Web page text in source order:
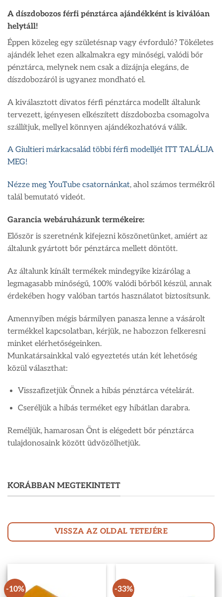
A díszdobozos férfi pénztárca ajándékként is kiválóan
helytáll!
Éppen közeleg egy születésnap vagy évforduló? Tökéletes
ajándék lehet ezen alkalmakra egy minőségi, valódi bőr
pénztárca, melynek nem csak a dizájnja elegáns, de
díszdobozáról is ugyanez mondható el.
A kiválasztott divatos férfi pénztárca modellt általunk
tervezett, igényesen elkészített díszdobozba csomagolva
szállítjuk, mellyel könnyen ajándékozhatóvá válik.
A Giultieri márkacsalád többi férfi modelljét ITT TALÁLJA
MEG!
Nézze meg YouTube csatornánkat, ahol számos termékről
talál bemutató videót.
Garancia webáruházunk termékeire:
Először is szeretnénk kifejezni köszönetünket, amiért az
általunk gyártott bőr pénztárca mellett döntött.
Az általunk kínált termékek mindegyike kizárólag a
legmagasabb minőségű, 100% valódi bőrből készül, annak
érdekében hogy valóban tartós használatot biztosítsunk.
Amennyiben mégis bármilyen panasza lenne a vásárolt
termékkel kapcsolatban, kérjük, ne habozzon felkeresni
minket elérhetőségeinken.
Munkatársainkkal való egyeztetés után két lehetőség
közül választhat:
Visszafizetjük Önnek a hibás pénztárca vételárát.
Cseréljük a hibás terméket egy hibátlan darabra.
Reméljük, hamarosan Önt is elégedett bőr pénztárca
tulajdonosaink között üdvözölhetjük.
KORÁBBAN MEGTEKINTETT
VISSZA AZ OLDAL TETEJÉRE
-10% -33%